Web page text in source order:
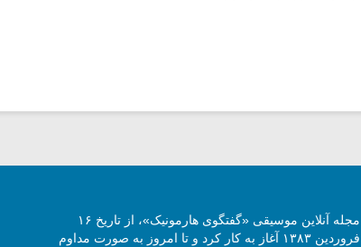
مجله آنلاین موسیقی «گفتگوی هارمونیک»، از تاریخ ۱۶
فروردین ۱۳۸۳ آغاز به کار کرد و تا امروز به صورت مداوم